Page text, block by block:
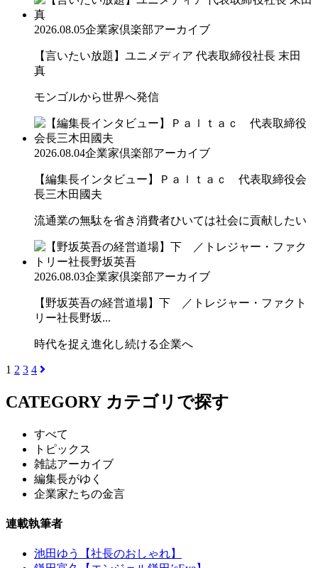
2026.08.05企業家倶楽部アーカイブ
【言いたい放題】ユニメディア 代表取締役社長 末田
真
モンゴルから世界へ発信
2026.08.04企業家倶楽部アーカイブ
【編集長インタビュー】Ｐａｌｔａｃ 代表取締役会
長三木田國夫
流通業の無駄を省き消費者ひいては社会に貢献したい
2026.08.03企業家倶楽部アーカイブ
【野坂英吾の経営道場】下 ／トレジャー・ファクト
リー社長野坂...
時代を捉え進化し続ける企業へ
1 2 3 4
CATEGORY カテゴリで探す
すべて
トピックス
雑誌アーカイブ
編集長がゆく
企業家たちの金言
連載執筆者
池田ゆう【社長のおしゃれ】